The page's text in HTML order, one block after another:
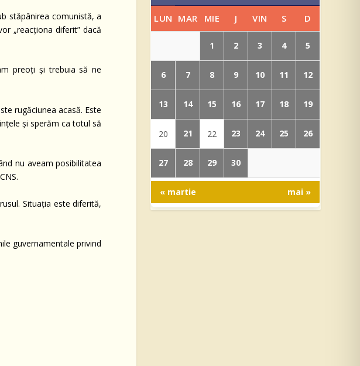
stăpânirea comunistă, a
„reacționa diferit” dacă
preoți și trebuia să ne
rugăciunea acasă. Este
și sperăm ca totul să
nu aveam posibilitatea
Situația este diferită,
guvernamentale privind
LUN MAR MIE J VIN S D
1 2 3 4 5
6 7 8 9 10 11 12
13 14 15 16 17 18 19
20 21 22 23 24 25 26
27 28 29 30
« martie mai »